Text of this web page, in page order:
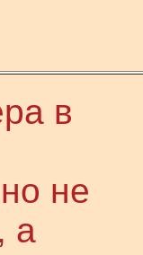
в
не
а